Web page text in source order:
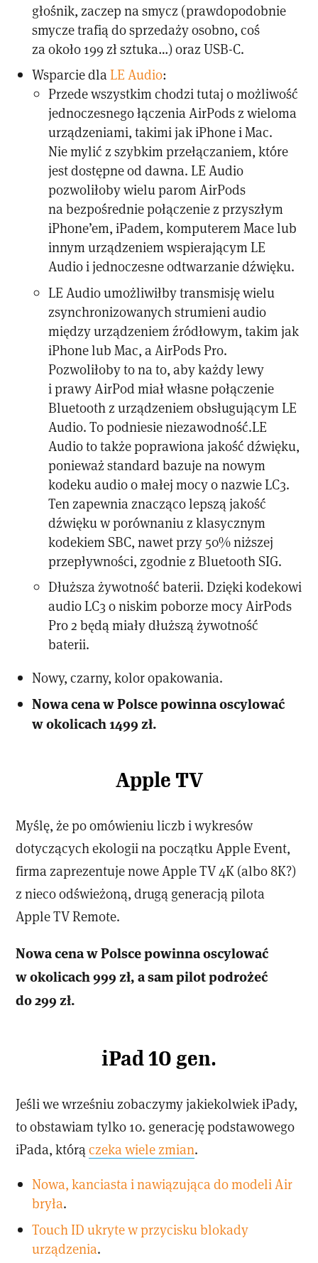
głośnik, zaczep na smycz (prawdopodobnie
smycze trafią do sprzedaży osobno, coś
za około 199 zł sztuka…) oraz USB-C.
Wsparcie dlaLE Audio:
Przede wszystkim chodzi tutaj o możliwość
jednoczesnego łączenia AirPods z wieloma
urządzeniami, takimi jak iPhone i Mac.
Nie mylić z szybkim przełączaniem, które
jest dostępne od dawna. LE Audio
pozwoliłoby wielu parom AirPods
na bezpośrednie połączenie z przyszłym
iPhone’em, iPadem, komputerem Mace lub
innym urządzeniem wspierającym LE
Audio i jednoczesne odtwarzanie dźwięku.
LE Audio umożliwiłby transmisję wielu
zsynchronizowanych strumieni audio
między urządzeniem źródłowym, takim jak
iPhone lub Mac, a AirPods Pro.
Pozwoliłoby to na to, aby każdy lewy
i prawy AirPod miał własne połączenie
Bluetooth z urządzeniem obsługującym LE
Audio. To podniesie niezawodność.LE
Audio to także poprawiona jakość dźwięku,
ponieważ standard bazuje na nowym
kodeku audio o małej mocy o nazwie LC3.
Ten zapewnia znacząco lepszą jakość
dźwięku w porównaniu z klasycznym
kodekiem SBC, nawet przy 50% niższej
przepływności, zgodnie z Bluetooth SIG.
Dłuższa żywotność baterii. Dzięki kodekowi
audio LC3 o niskim poborze mocy AirPods
Pro 2 będą miały dłuższą żywotność
baterii.
Nowy, czarny, kolor opakowania.
Nowa cena w Polsce powinna oscylować
w okolicach 1499 zł.
Apple TV
Myślę, że po omówieniu liczb i wykresów
dotyczących ekologii na początku Apple Event,
firma zaprezentuje nowe Apple TV 4K (albo 8K?)
z nieco odświeżoną, drugą generacją pilota
Apple TV Remote.
Nowa cena w Polsce powinna oscylować
w okolicach 999 zł, a sam pilot podrożeć
do 299 zł.
iPad 10 gen.
Jeśli we wrześniu zobaczymy jakiekolwiek iPady,
to obstawiam tylko 10. generację podstawowego
iPada, którączeka wiele zmian.
Nowa, kanciasta i nawiązująca do modeli Air
bryła.
Touch ID ukryte w przycisku blokady
urządzenia.